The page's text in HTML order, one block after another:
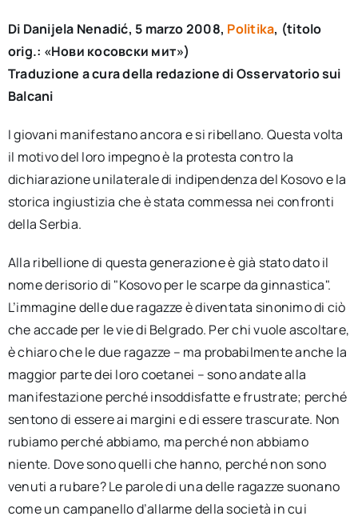
Ita
Di Danijela Nenadić, 5 marzo 2008, Politika, (titolo
orig.: «Нови косовски мит»)
Traduzione a cura della redazione di Osservatorio sui
Balcani
I giovani manifestano ancora e si ribellano. Questa volta
il motivo del loro impegno è la protesta contro la
dichiarazione unilaterale di indipendenza del Kosovo e la
storica ingiustizia che è stata commessa nei confronti
della Serbia.
Alla ribellione di questa generazione è già stato dato il
nome derisorio di "Kosovo per le scarpe da ginnastica".
L’immagine delle due ragazze è diventata sinonimo di ciò
che accade per le vie di Belgrado. Per chi vuole ascoltare,
è chiaro che le due ragazze – ma probabilmente anche la
maggior parte dei loro coetanei – sono andate alla
manifestazione perché insoddisfatte e frustrate; perché
sentono di essere ai margini e di essere trascurate. Non
rubiamo perché abbiamo, ma perché non abbiamo
niente. Dove sono quelli che hanno, perché non sono
venuti a rubare? Le parole di una delle ragazze suonano
come un campanello d’allarme della società in cui